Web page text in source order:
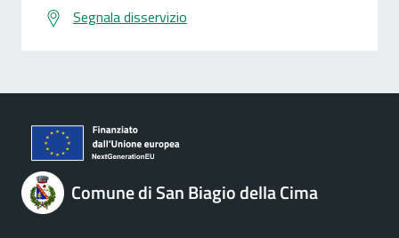
Segnala disservizio
Comune di San Biagio della Cima